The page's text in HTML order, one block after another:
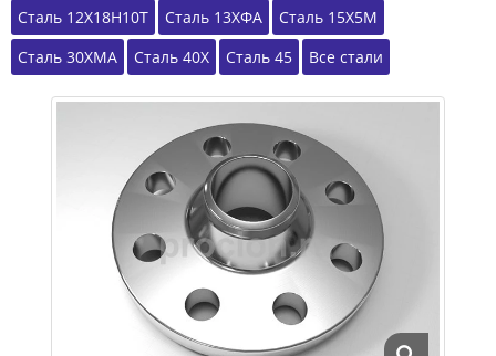
Сталь 12Х18Н10Т Сталь 13ХФА
Сталь 15Х5М
Сталь 30ХМА
Сталь 40Х Сталь 45 Все стали